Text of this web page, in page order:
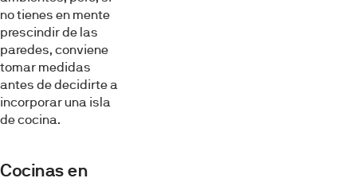
no tienes en mente
prescindir de las
paredes, conviene
tomar medidas
antes de decidirte a
incorporar una isla
de cocina.
Cocinas en